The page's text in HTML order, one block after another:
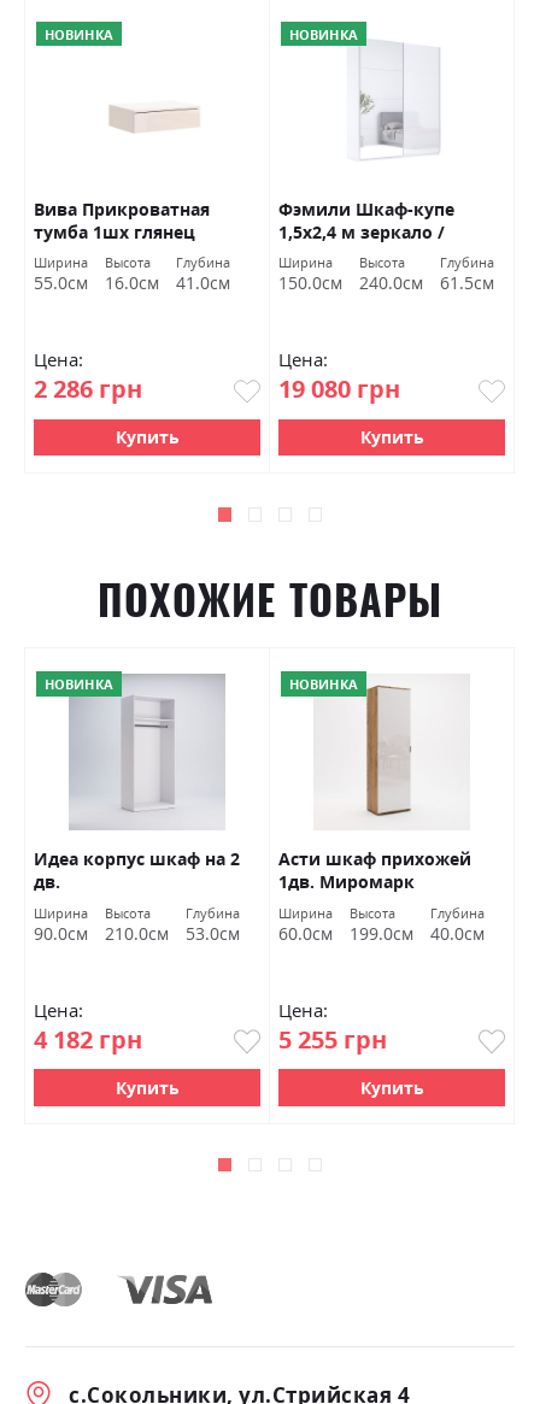
НОВИНКА
Вива Прикроватная
тумба 1шх глянец
кашемир Міромарк
Ширина
55.0см
Высота
16.0см
Глубина
41.0см
Цена:
2 286 грн
Купить
НОВИНКА
Фэмили Шкаф-купе
1,5х2,4 м зеркало /
белый глянец Миромарк
Ширина
150.0см
Высота
240.0см
Глубина
61.5см
Цена:
19 080 грн
Купить
ПОХОЖИЕ ТОВАРЫ
НОВИНКА
Идеа корпус шкаф на 2
дв.
Ширина
90.0см
Высота
210.0см
Глубина
53.0см
Цена:
4 182 грн
Купить
НОВИНКА
Асти шкаф прихожей
1дв. Миромарк
Ширина
60.0см
Высота
199.0см
Глубина
40.0см
Цена:
5 255 грн
Купить
с.Сокольники, ул.Стрийская 4